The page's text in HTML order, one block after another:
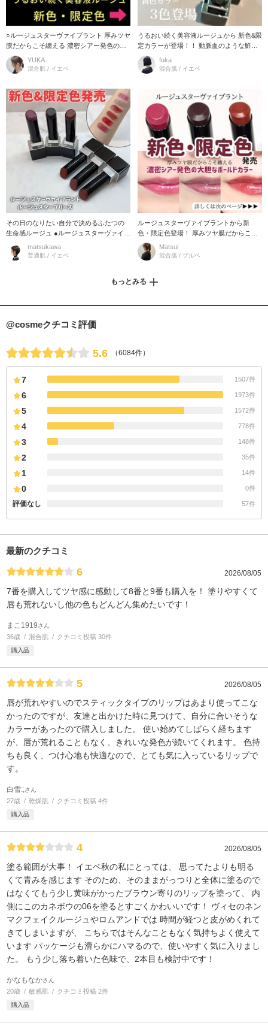
○ルージュスターヴァイブラント 厚みツヤ
膜だからこそ纏える 濃密シアー発色の大
胆なボールドカラー 鮮やかで脈打つよう
な、生命感溢れる仕上がりが
YUKA
混合肌 / イエベ
うるおい続く美容液ルージュから 新色&限
定カラーが登場！！ 動脈血のような鮮や
かな血色カラーを厚みのあるツヤ膜で包
み込む技術で 「鼓動の赤」と
fuka
混合肌 / イエベ
その日のなりたい自分で決めるふたつの
生命感ルージュ ●ルージュスターヴァイブ
シアー発色の大胆なボール
matsukawa
普通肌 / イエベ
ルージュスターヴァイブラントから新
色・限定色登場！ 厚みツヤ膜だからこそ
纏える 濃密シアー発色の大胆なボールド
カラー V14 Berry Confiture 甘
Matsui
混合肌 / ブルベ
もっとみる
@cosmeクチコミ評価
5.6 （6084件）
7 1507件
6 1973件
5 1572件
4 778件
3 148件
2 35件
1 14件
0 0件
評価なし 57件
最新のクチコミ
6 2026/08/05
7番を購入してツヤ感に感動して8番と9番も購入を！ 塗りやすくて
唇も荒れないし他の色もどんどん集めたいです！
まこ1919さん
36歳 混合肌 クチコミ投稿 30件
購入品
5 2026/08/05
唇が荒れやすいのでスティックタイプのリップはあまり使ってこな
かったのですが、友達と出かけた時に見つけて、自分に合いそうな
カラーがあったので購入しました。 使い始めてしばらく経ちます
が、唇が荒れることもなく、きれいな発色が続いてくれます。 色持
ちも良く、つけ心地も快適なので、とても気に入っているリップで
す。
白雪:;さん
27歳 乾燥肌 クチコミ投稿 4件
購入品
4 2026/08/05
塗る範囲が大事！ イエベ秋の私にとっては、 思ってたよりも明る
くて青みを感じます そのため、そのままがっつりと全体に塗るので
はなくてもう少し黄味がかったブラウン寄りのリップを塗って、 内
側にこのカネボウの06を塗るとすごくかわいいです！ ヴィセのネン
マクフェイクルージュやロムアンドでは 時間が経つと皮がめくれて
きてしまいますが、 こちらではそんなこともなく気持ちよく使えて
います パッケージも滑らかにハマるので、使いやすく気に入りまし
た。 もう少し落ち着いた色味で、2本目も検討中です！
かなもなかさん
20歳 敏感肌 クチコミ投稿 2件
購入品